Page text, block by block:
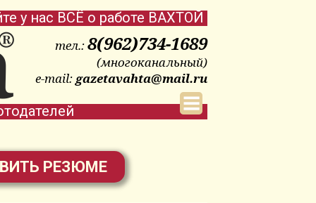
у нас ВСЁ о работе ВАХТОЙ
тел.:8(962)734-1689
(многоканальный)
e-mail: gazetavahta@mail.ru
РЕЗЮМЕ